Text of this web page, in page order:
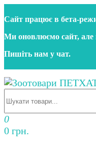
до
контенту
Сайт працює в
Ми оновлюємо сайт,
Пишіть нам у чат.
Зоотовари
Зоомагазин для
0
0 грн.